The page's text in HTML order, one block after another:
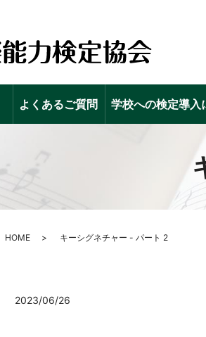
よくあるご質問 学校への検定導入
HOME キーシグネチャー - パート 2
2023/06/26